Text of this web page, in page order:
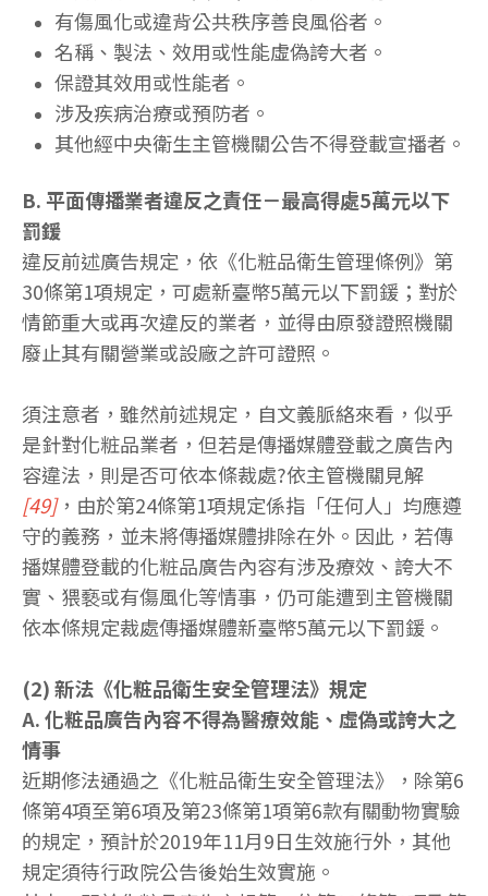
有傷風化或違背公共秩序善良風俗者。
名稱、製法、效用或性能虛偽誇大者。
保證其效用或性能者。
涉及疾病治療或預防者。
其他經中央衛生主管機關公告不得登載宣播者。
B. 平面傳播業者違反之責任－最高得處5萬元以下
罰鍰
違反前述廣告規定，依《化粧品衛生管理條例》第
30條第1項規定，可處新臺幣5萬元以下罰鍰；對於
情節重大或再次違反的業者，並得由原發證照機關
廢止其有關營業或設廠之許可證照。
須注意者，雖然前述規定，自文義脈絡來看，似乎
是針對化粧品業者，但若是傳播媒體登載之廣告內
容違法，則是否可依本條裁處?依主管機關見解
[49]，由於第24條第1項規定係指「任何人」均應遵
守的義務，並未將傳播媒體排除在外。因此，若傳
播媒體登載的化粧品廣告內容有涉及療效、誇大不
實、猥褻或有傷風化等情事，仍可能遭到主管機關
依本條規定裁處傳播媒體新臺幣5萬元以下罰鍰。
(2) 新法《化粧品衛生安全管理法》規定
A. 化粧品廣告內容不得為醫療效能、虛偽或誇大之
情事
近期修法通過之《化粧品衛生安全管理法》，除第6
條第4項至第6項及第23條第1項第6款有關動物實驗
的規定，預計於2019年11月9日生效施行外，其他
規定須待行政院公告後始生效實施。